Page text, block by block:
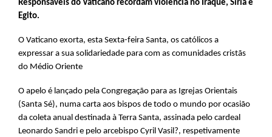
Responsáveis do Vaticano recordam violência no Iraque, Síria e
Egito.
O Vaticano exorta, esta Sexta-feira Santa, os católicos a
expressar a sua solidariedade para com as comunidades cristãs
do Médio Oriente
O apelo é lançado pela Congregação para as Igrejas Orientais
(Santa Sé), numa carta aos bispos de todo o mundo por ocasião
da coleta anual destinada à Terra Santa, assinada pelo cardeal
Leonardo Sandri e pelo arcebispo Cyril Vasil?, respetivamente